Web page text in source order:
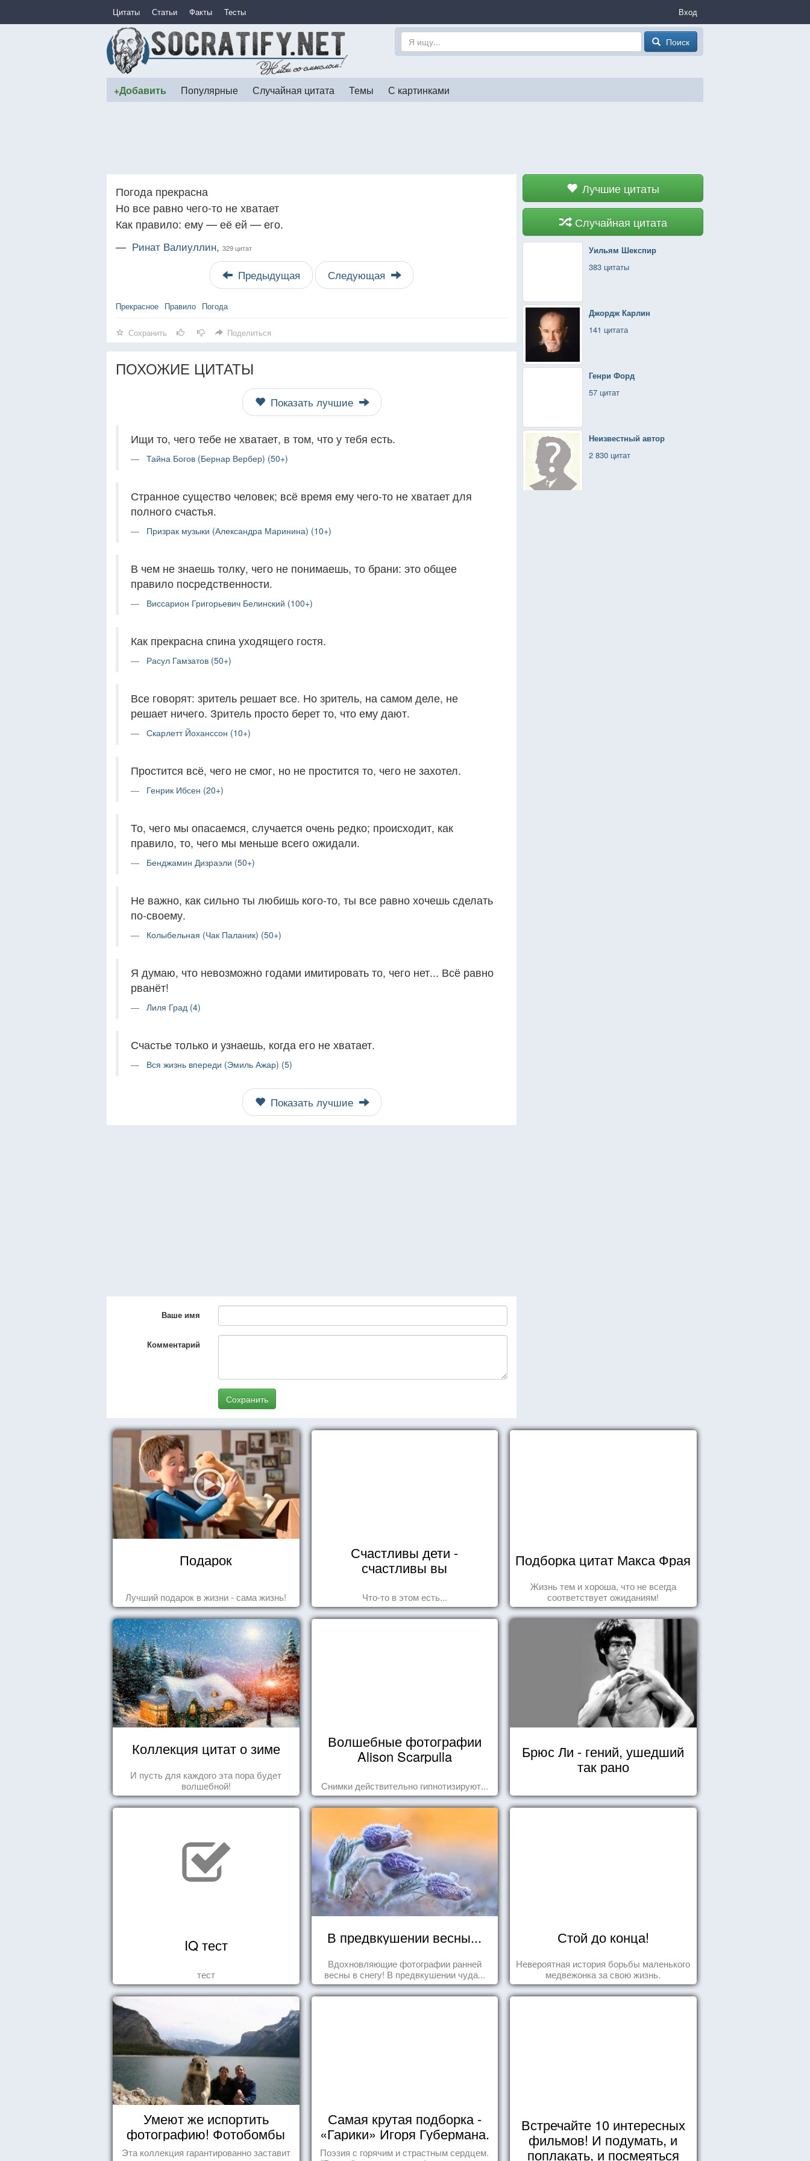
Цитаты Статьи Факты Тесты Вход
Поиск
+Добавить Популярные Случайная цитата Темы С картинками
Лучшие цитаты
Случайная цитата
Уильям Шекспир
383 цитаты
Джордж Карлин
141 цитата
Генри Форд
57 цитат
Неизвестный автор
2 830 цитат
Погода прекрасна
Но все равно чего-то не хватает
Как правило: ему — её ей — его.
— Ринат Валиуллин, 329 цитат
Предыдущая Следующая
Прекрасное Правило Погода
Сохранить Поделиться
ПОХОЖИЕ ЦИТАТЫ
Показать лучшие
Ищи то, чего тебе не хватает, в том, что у тебя есть.
Тайна Богов (Бернар Вербер) (50+)
Странное существо человек; всё время ему чего-то не хватает для
полного счастья.
Призрак музыки (Александра Маринина) (10+)
В чем не знаешь толку, чего не понимаешь, то брани: это общее
правило посредственности.
Виссарион Григорьевич Белинский (100+)
Как прекрасна спина уходящего гостя.
Расул Гамзатов (50+)
Все говорят: зритель решает все. Но зритель, на самом деле, не
решает ничего. Зритель просто берет то, что ему дают.
Скарлетт Йоханссон (10+)
Простится всё, чего не смог, но не простится то, чего не захотел.
Генрик Ибсен (20+)
То, чего мы опасаемся, случается очень редко; происходит, как
правило, то, чего мы меньше всего ожидали.
Бенджамин Дизраэли (50+)
Не важно, как сильно ты любишь кого-то, ты все равно хочешь сделать
по-своему.
Колыбельная (Чак Паланик) (50+)
Я думаю, что невозможно годами имитировать то, чего нет... Всё равно
рванёт!
Лиля Град (4)
Счастье только и узнаешь, когда его не хватает.
Вся жизнь впереди (Эмиль Ажар) (5)
Показать лучшие
Ваше имя
Комментарий
Сохранить
Подарок
Лучший подарок в жизни - сама жизнь!
Счастливы дети -
счастливы вы
Что-то в этом есть...
Подборка цитат Макса Фрая
Жизнь тем и хороша, что не всегда
соответствует ожиданиям!
Коллекция цитат о зиме
И пусть для каждого эта пора будет
волшебной!
Волшебные фотографии
Alison Scarpulla
Снимки действительно гипнотизируют...
Брюс Ли - гений, ушедший
так рано
IQ тест
тест
В предвкушении весны...
Вдохновляющие фотографии ранней
весны в снегу! В предвкушении чуда...
Стой до конца!
Невероятная история борьбы маленького
медвежонка за свою жизнь.
Умеют же испортить
фотографию! Фотобомбы
животных
Эта коллекция гарантированно заставит
Самая крутая подборка -
«Гарики» Игоря Губермана.
Читайте, получайте
Поэзия с горячим и страстным сердцем.
Встречайте 10 интересных
фильмов! И подумать, и
поплакать, и посмеяться